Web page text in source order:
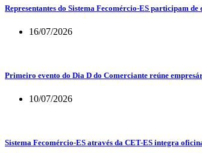
Representantes do Sistema Fecomércio-ES participam
16/07/2026
Primeiro evento do Dia D do Comerciante reúne
10/07/2026
Sistema Fecomércio-ES através da CET-ES integra